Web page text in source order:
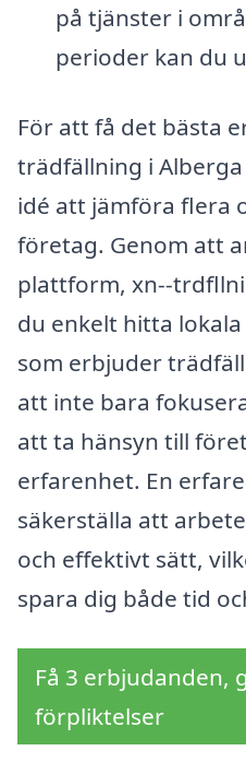
på tjänster i
perioder kan du
För att få det bästa
trädfällning i
idé att jämföra flera
företag. Genom att
plattform, xn--
du enkelt hitta
som erbjuder
att inte bara
att ta hänsyn till
erfarenhet. En
säkerställa att
och effektivt sätt,
spara dig både tid
Få 3 erbjudanden,
förpliktelser